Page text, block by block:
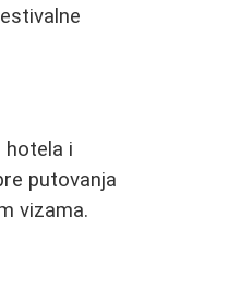
hotela i
putovanja
vizama.